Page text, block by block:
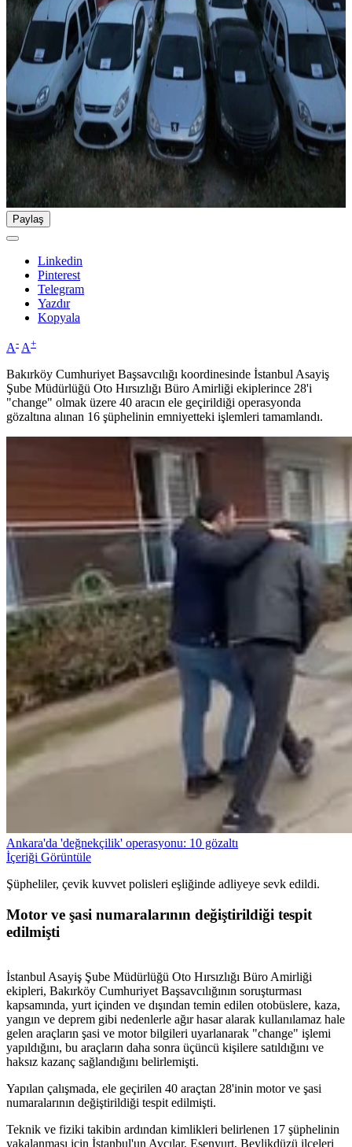
Paylaş
Linkedin
Pinterest
Telegram
Yazdır
Kopyala
A- A+
Bakırköy Cumhuriyet Başsavcılığı koordinesinde İstanbul Asayiş
Şube Müdürlüğü Oto Hırsızlığı Büro Amirliği ekiplerince 28'i
"change" olmak üzere 40 aracın ele geçirildiği operasyonda
gözaltına alınan 16 şüphelinin emniyetteki işlemleri tamamlandı.
Ankara'da 'değnekçilik' operasyonu: 10 gözaltı
İçeriği Görüntüle
Şüpheliler, çevik kuvvet polisleri eşliğinde adliyeye sevk edildi.
Motor ve şasi numaralarının değiştirildiği tespit
edilmişti
İstanbul Asayiş Şube Müdürlüğü Oto Hırsızlığı Büro Amirliği
ekipleri, Bakırköy Cumhuriyet Başsavcılığının soruşturması
kapsamında, yurt içinden ve dışından temin edilen otobüslere, kaza,
yangın ve deprem gibi nedenlerle ağır hasar alarak kullanılamaz hale
gelen araçların şasi ve motor bilgileri uyarlanarak "change" işlemi
yapıldığını, bu araçların daha sonra üçüncü kişilere satıldığını ve
haksız kazanç sağlandığını belirlemişti.
Yapılan çalışmada, ele geçirilen 40 araçtan 28'inin motor ve şasi
numaralarının değiştirildiği tespit edilmişti.
Teknik ve fiziki takibin ardından kimlikleri belirlenen 17 şüphelinin
yakalanması için İstanbul'un Avcılar, Esenyurt, Beylikdüzü ilçeleri